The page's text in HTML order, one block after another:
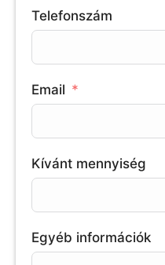
Telefonszám
Email
Kívánt mennyiség
Egyéb információk